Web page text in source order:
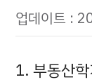
업데이트 :
1. 부동산